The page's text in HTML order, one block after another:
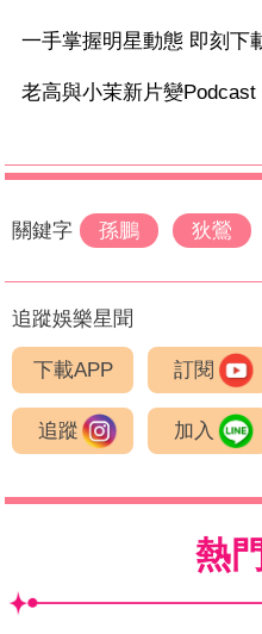
一手掌握明星動態 即刻下
老高與小茉新片變
關鍵字 孫鵬 狄鶯
追蹤娛樂星聞
下載APP 訂閱
追蹤 加入
熱